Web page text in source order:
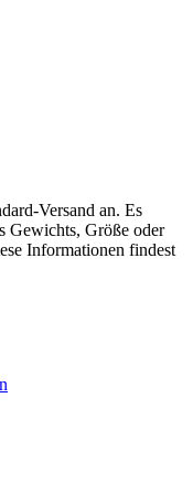
Versand an. Es
Gewichts, Größe oder
Informationen findest